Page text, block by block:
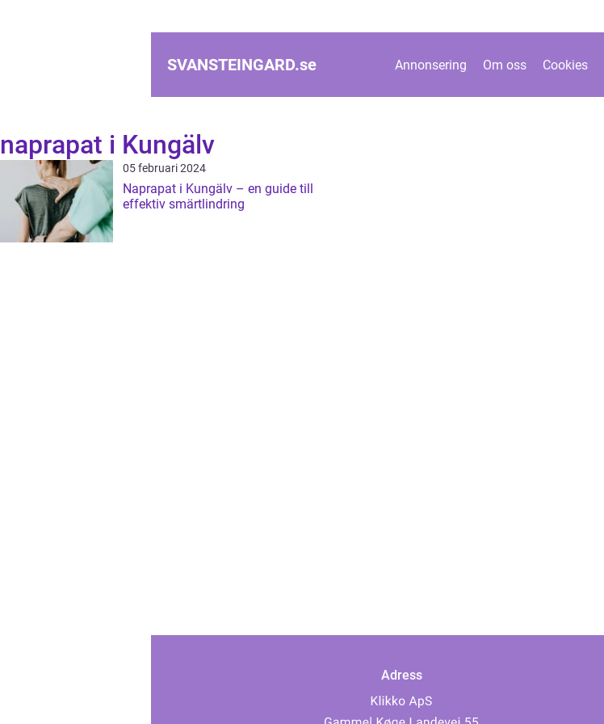
SVANSTEINGARD.se Annonsering Om oss Cookies
naprapat i Kungälv
05 februari 2024
Naprapat i Kungälv – en guide till
effektiv smärtlindring
Adress